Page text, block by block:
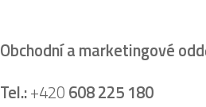
Obchodní a marketingové
Tel.:+420608 225 180